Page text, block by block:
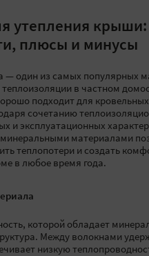
утепления крыши:
плюсы и минусы
— один из самых популярных
в частном
подходит для кровельных
сочетанию
и эксплуатационных
материалами
теплопотери и создать
в любое время года.
которой обладает
Между волокнами
низкую